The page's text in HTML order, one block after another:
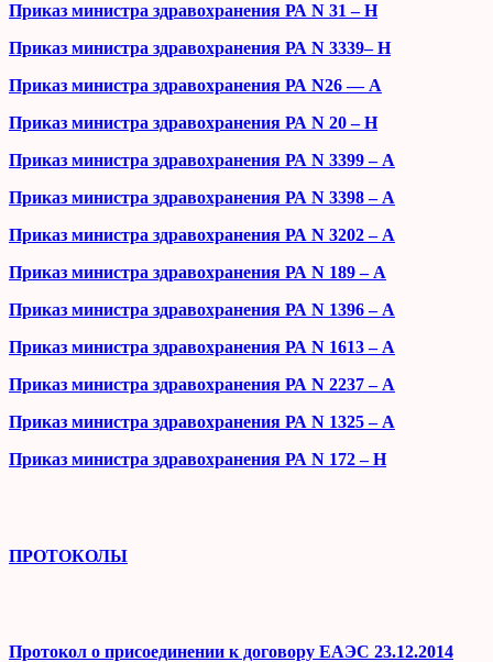
Приказ министра здравохранения РА N 31 – H
Приказ министра здравохранения РА N 3339– H
Приказ министра здравохранения РА N26 — А
Приказ министра здравохранения РА N 20 – H
Приказ министра здравохранения РА N 3399 – А
Приказ министра здравохранения РА N 3398 – А
Приказ министра здравохранения РА N 3202 – А
Приказ министра здравохранения РА N 189 – А
Приказ министра здравохранения РА N 1396 – А
Приказ министра здравохранения РА N 1613 – А
Приказ министра здравохранения РА N 2237 – А
Приказ министра здравохранения РА N 1325 – А
Приказ министра здравохранения РА N 172 – H
ПРОТОКОЛЫ
Протокол о присоединении к договору ЕАЭС 23.12.2014